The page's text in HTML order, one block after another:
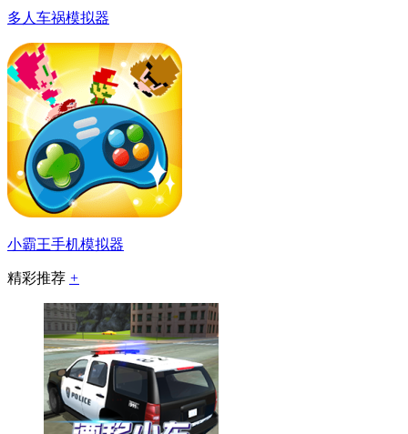
多人车祸模拟器
小霸王手机模拟器
精彩推荐 +